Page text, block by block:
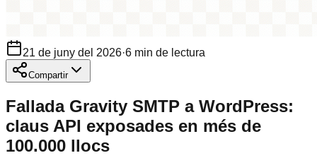
21 de juny del 2026·6 min de lectura
Compartir
Fallada Gravity SMTP a WordPress:
claus API exposades en més de
100.000 llocs